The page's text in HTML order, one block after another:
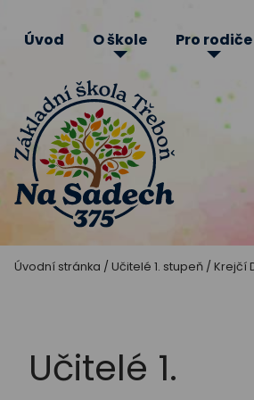
Základní
Třeboň
Úvod O škole Pro rodiče
Úvodní stránka / Učitelé 1. stupeň / Krejčí
Učitelé 1.